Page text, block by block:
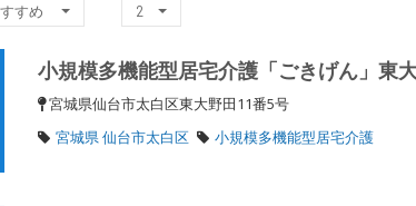
すめ 2
小規模多機能型居宅介護「ごきげん」東
宮城県仙台市太白区東大野田11番5号
宮城県 仙台市太白区
小規模多機能型居宅介護